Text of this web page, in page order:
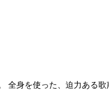
全身を使った、迫力ある